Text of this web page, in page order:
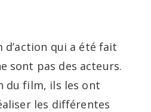
qui a été fait
sont pas des acteurs.
du film, ils les ont
les différentes